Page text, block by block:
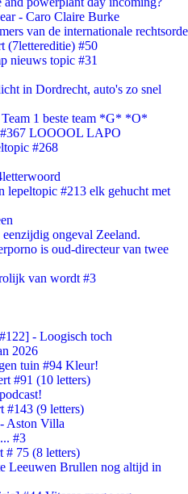
- Caro Claire Burke
van de internationale rechtsorde
(7lettereditie) #50
nieuws topic #31
in Dordrecht, auto's zo snel
1 beste team *G* *O*
#367 LOOOOL LAPO
#268
lepeltopic #213 elk gehucht met
ongeval Zeeland.
is oud-directeur van twee
van wordt #3
- Loogisch toch
2026
tuin #94 Kleur!
#91 (10 letters)
#143 (9 letters)
Aston Villa
#3
# 75 (8 letters)
Leeuwen Brullen nog altijd in